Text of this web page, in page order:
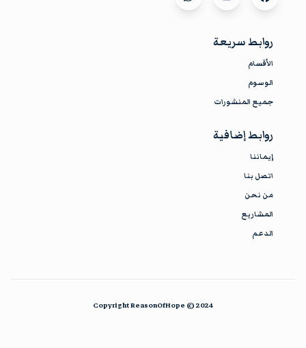
Visit ourfacebook
Visit our youtube
whatsapp
روابط سريعة
الأقسام
الوسوم
جميع المنشورات
روابط إضافية
إيماننا
اتصل بنا
من نحن
المشاريع
الدعم
CopyrightReasonOfHope © 2024